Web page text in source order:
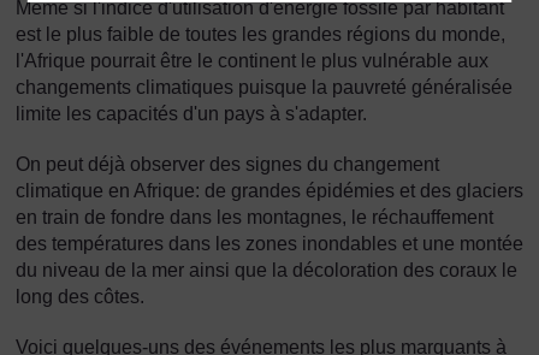
Même si l'indice d'utilisation d'énergie fossile par habitant
est le plus faible de toutes les grandes régions du monde,
l'Afrique pourrait être le continent le plus vulnérable aux
changements climatiques puisque la pauvreté généralisée
limite les capacités d'un pays à s'adapter.
On peut déjà observer des signes du changement
climatique en Afrique: de grandes épidémies et des glaciers
en train de fondre dans les montagnes, le réchauffement
des températures dans les zones inondables et une montée
du niveau de la mer ainsi que la décoloration des coraux le
long des côtes.
Voici quelques-uns des événements les plus marquants à